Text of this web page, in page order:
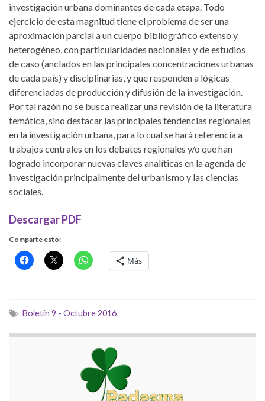
investigación urbana dominantes de cada etapa. Todo
ejercicio de esta magnitud tiene el problema de ser una
aproximación parcial a un cuerpo bibliográfico extenso y
heterogéneo, con particularidades nacionales y de estudios
de caso (anclados en las principales concentraciones urbanas
de cada país) y disciplinarias, y que responden a lógicas
diferenciadas de producción y difusión de la investigación.
Por tal razón no se busca realizar una revisión de la literatura
temática, sino destacar las principales tendencias regionales
en la investigación urbana, para lo cual se hará referencia a
trabajos centrales en los debates regionales y/o que han
logrado incorporar nuevas claves analíticas en la agenda de
investigación principalmente del urbanismo y las ciencias
sociales.
Descargar PDF
Comparte esto:
Más
Boletín 9 - Octubre 2016